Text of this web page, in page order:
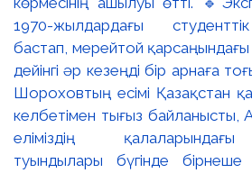
1970-жылдардағы
бастап, мерейтой
дейінгі әр кезеңді бір арнаға
Шороховтың есімі Қазақстан
келбетімен тығыз байланысты,
еліміздің
туындылары бүгінде